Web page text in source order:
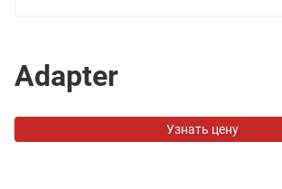
Adapter
Узнать цену